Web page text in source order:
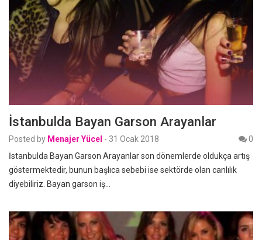
İstanbulda Bayan Garson Arayanlar
Posted by Menajer Yücel - 31 Ocak 2018
0
İstanbulda Bayan Garson Arayanlar son dönemlerde oldukça artış
göstermektedir, bunun başlıca sebebi ise sektörde olan canlılık
diyebiliriz. Bayan garson iş…